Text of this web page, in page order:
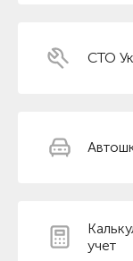
СТО
учет